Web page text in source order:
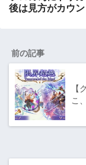
後は見方がカウ
前の記事
【
こ